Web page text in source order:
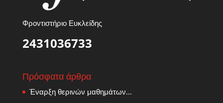
Φροντιστήριο Ευκλείδης
2431036733
Πρόσφατα άρθρα
Έναρξη θερινών μαθημάτων…